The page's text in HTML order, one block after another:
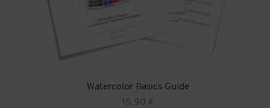
Watercolor Basics Guide
15,90 €